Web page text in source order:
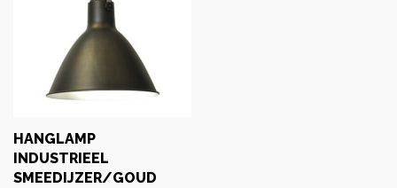
HANGLAMP
INDUSTRIEEL
SMEEDIJZER/GOUD